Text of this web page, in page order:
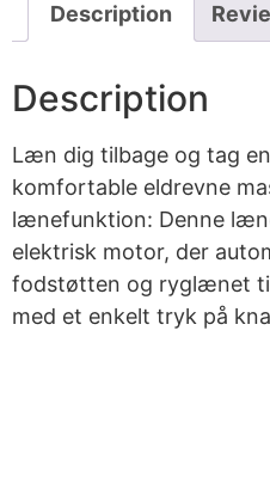
Description
Description
Læn dig tilbage og tag
komfortable eldrevne
lænefunktion: Denne
elektrisk motor, der
fodstøtten og ryglænet
med et enkelt tryk på